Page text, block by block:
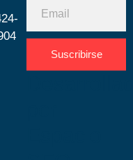
Suscribirse